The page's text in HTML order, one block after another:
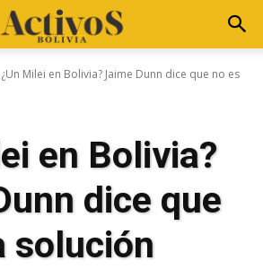
¿Un Milei en Bolivia? Jaime Dunn dice que no es
en Bolivia?
dice que
solución